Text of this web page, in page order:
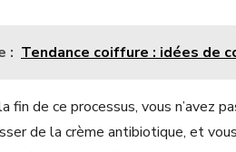
: Tendance coiffure : idées de
fin de ce processus, vous n’avez
de la crème antibiotique, et